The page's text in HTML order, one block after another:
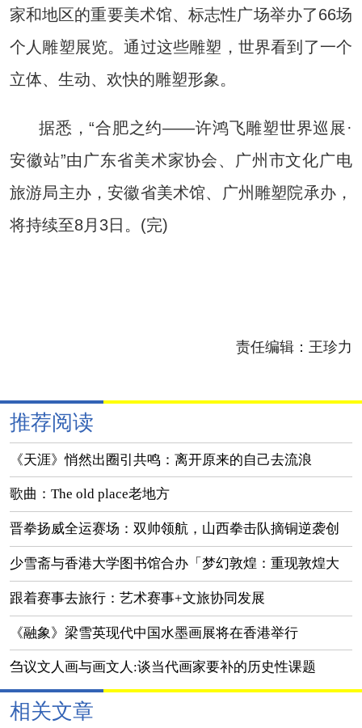
家和地区的重要美术馆、标志性广场举办了66场
个人雕塑展览。通过这些雕塑，世界看到了一个
立体、生动、欢快的雕塑形象。
据悉，“合肥之约——许鸿飞雕塑世界巡展·
安徽站”由广东省美术家协会、广州市文化广电
旅游局主办，安徽省美术馆、广州雕塑院承办，
将持续至8月3日。(完)
责任编辑：王珍力
推荐阅读
《天涯》悄然出圈引共鸣：离开原来的自己去流浪
歌曲：The old place老地方
晋拳扬威全运赛场：双帅领航，山西拳击队摘铜逆袭创
佳绩
少雪斋与香港大学图书馆合办「梦幻敦煌：重现敦煌大
美之境」展览
跟着赛事去旅行：艺术赛事+文旅协同发展
《融象》梁雪英现代中国水墨画展将在香港举行
刍议文人画与画文人:谈当代画家要补的历史性课题
相关文章